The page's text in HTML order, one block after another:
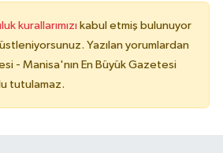
kurallarımızı kabul etmiş bulunuyor
Yazılan yorumlardan
- Manisa'nın En Büyük Gazetesi
tutulamaz.